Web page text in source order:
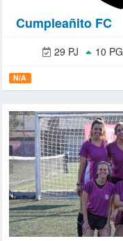
Cumpleañito FC
10 PG
29 PJ
N/A